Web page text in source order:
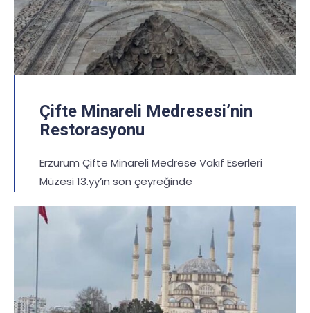
Çifte Minareli Medresesi’nin
Restorasyonu
Erzurum Çifte Minareli Medrese Vakıf Eserleri
Müzesi 13.yy’ın son çeyreğinde